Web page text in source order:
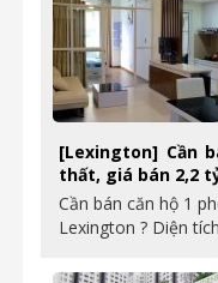
[Lexington] Cần
thất, giá bán 2,2
Cần bán căn hộ 1
Lexington ? Diện